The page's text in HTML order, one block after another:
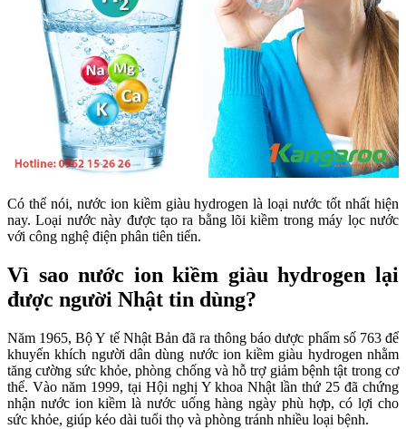
Có thể nói, nước ion kiềm giàu hydrogen là loại nước tốt nhất hiện
nay. Loại nước này được tạo ra bằng lõi kiềm trong máy lọc nước
với công nghệ điện phân tiên tiến.
Vì sao nước ion kiềm giàu hydrogen lại
được người Nhật tin dùng?
Năm 1965, Bộ Y tế Nhật Bản đã ra thông báo dược phẩm số 763 để
khuyến khích người dân dùng nước ion kiềm giàu hydrogen nhằm
tăng cường sức khỏe, phòng chống và hỗ trợ giảm bệnh tật trong cơ
thể. Vào năm 1999, tại Hội nghị Y khoa Nhật lần thứ 25 đã chứng
nhận nước ion kiềm là nước uống hàng ngày phù hợp, có lợi cho
sức khỏe, giúp kéo dài tuổi thọ và phòng tránh nhiều loại bệnh.